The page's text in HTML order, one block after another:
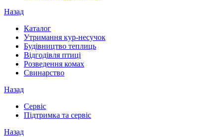
Назад
Каталог
Утримання кур-несучок
Будівництво теплиць
Відгодівля птиці
Розведення комах
Свинарство
Назад
Сервіс
Підтримка та сервіс
Назад